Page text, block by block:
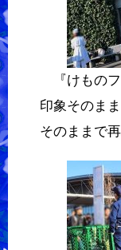
『けものフ
印象そのま
そのままで